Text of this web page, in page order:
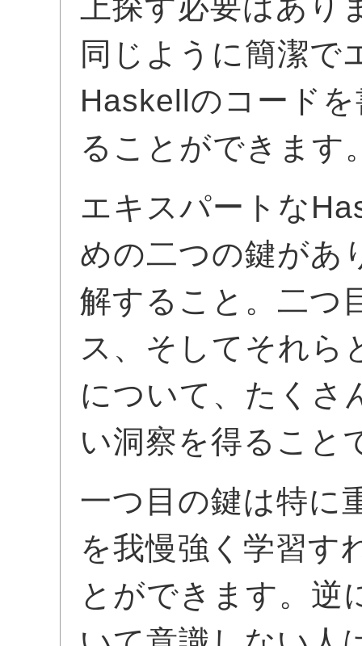
同じように簡潔で
Haskellのコード
ることができます
エキスパートな
めの二つの鍵があ
解すること。二つ
ス、そしてそれら
について、たくさ
い洞察を得ること
一つ目の鍵は特に
を我慢強く学習す
とができます。逆